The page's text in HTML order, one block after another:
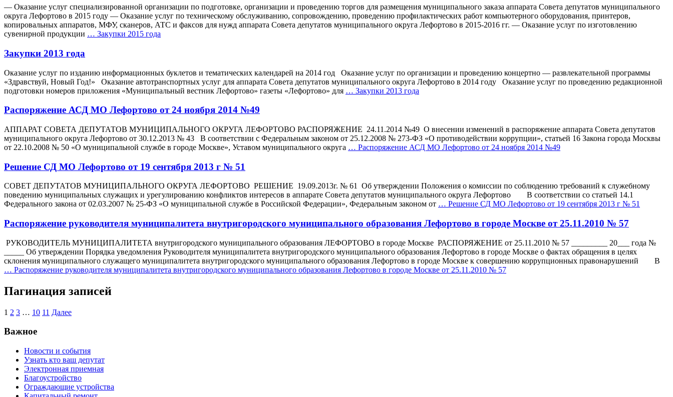
— Оказание услуг специализированной организации по подготовке, организации и проведению торгов для размещения муниципального заказа аппарата Совета депутатов муниципального
округа Лефортово в 2015 году — Оказание услуг по техническому обслуживанию, сопровождению, проведению профилактических работ компьютерного оборудования, принтеров,
копировальных аппаратов, МФУ, сканеров, АТС и факсов для нужд аппарата Совета депутатов муниципального округа Лефортово в 2015-2016 гг. — Оказание услуг по изготовлению
сувенирной продукции … Закупки 2015 года
Закупки 2013 года
Оказание услуг по изданию информационных буклетов и тематических календарей на 2014 год Оказание услуг по организации и проведению концертно — развлекательной программы
«Здравствуй, Новый Год!» Оказание автотранспортных услуг для аппарата Совета депутатов муниципального округа Лефортово в 2014 году Оказание услуг по проведению редакционной
подготовки номеров приложения «Муниципальный вестник Лефортово» газеты «Лефортово» для … Закупки 2013 года
Распоряжение АСД МО Лефортово от 24 ноября 2014 №49
АППАРАТ СОВЕТА ДЕПУТАТОВ МУНИЦИПАЛЬНОГО ОКРУГА ЛЕФОРТОВО РАСПОРЯЖЕНИЕ 24.11.2014 №49 О внесении изменений в распоряжение аппарата Совета депутатов
муниципального округа Лефортово от 30.12.2013 № 43 В соответствии с Федеральным законом от 25.12.2008 № 273-ФЗ «О противодействии коррупции», статьей 16 Закона города Москвы
от 22.10.2008 № 50 «О муниципальной службе в городе Москве», Уставом муниципального округа … Распоряжение АСД МО Лефортово от 24 ноября 2014 №49
Решение СД МО Лефортово от 19 сентября 2013 г № 51
СОВЕТ ДЕПУТАТОВ МУНИЦИПАЛЬНОГО ОКРУГА ЛЕФОРТОВО РЕШЕНИЕ 19.09.2013г. № 61 Об утверждении Положения о комиссии по соблюдению требований к служебному
поведению муниципальных служащих и урегулированию конфликтов интересов в аппарате Совета депутатов муниципального округа Лефортово В соответствии со статьей 14.1
Федерального закона от 02.03.2007 № 25-ФЗ «О муниципальной службе в Российской Федерации», Федеральным законом от … Решение СД МО Лефортово от 19 сентября 2013 г № 51
Распоряжение руководителя муниципалитета внутригородского муниципального образования Лефортово в городе Москве от 25.11.2010 № 57
РУКОВОДИТЕЛЬ МУНИЦИПАЛИТЕТА внутригородского муниципального образования ЛЕФОРТОВО в городе Москве РАСПОРЯЖЕНИЕ от 25.11.2010 № 57 _________ 20___ года №
_____ Об утверждении Порядка уведомления Руководителя муниципалитета внутригородского муниципального образования Лефортово в городе Москве о фактах обращения в целях
склонения муниципального служащего муниципалитета внутригородского муниципального образования Лефортово в городе Москве к совершению коррупционных правонарушений В
… Распоряжение руководителя муниципалитета внутригородского муниципального образования Лефортово в городе Москве от 25.11.2010 № 57
Пагинация записей
1 2 3 … 10 11 Далее
Важное
Новости и события
Узнать кто ваш депутат
Электронная приемная
Благоустройство
Ограждающие устройства